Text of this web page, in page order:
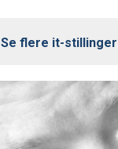
Se flere it-stillinger